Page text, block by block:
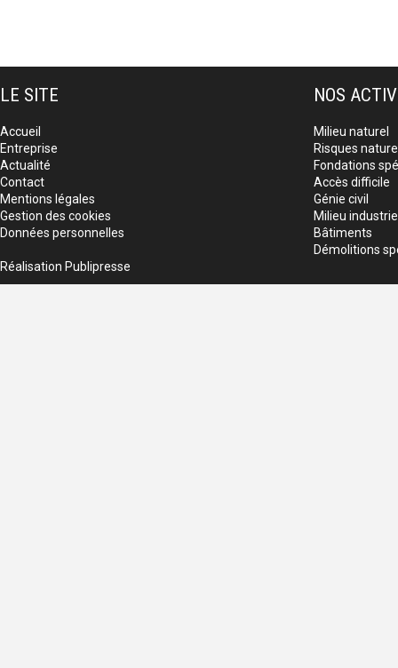
LE SITE NOS
Accueil
Entreprise
Actualité
Contact
Mentions légales
Gestion des cookies
Données personnelles
Réalisation Publipresse
Milieu naturel
Risques
Fondations
Accès difficile
Génie civil
Milieu
Bâtiments
Démolitions